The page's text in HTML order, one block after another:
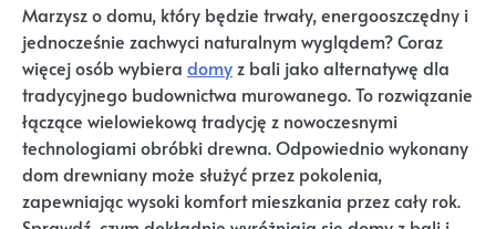
Marzysz o domu, który będzie trwały, energooszczędny i
jednocześnie zachwyci naturalnym wyglądem? Coraz
więcej osób wybiera domyz bali jako alternatywę dla
tradycyjnego budownictwa murowanego. To rozwiązanie
łączące wielowiekową tradycję z nowoczesnymi
technologiami obróbki drewna. Odpowiednio wykonany
dom drewniany może służyć przez pokolenia,
zapewniając wysoki komfort mieszkania przez cały rok.